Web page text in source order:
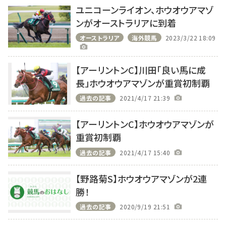
ユニコーンライオン、ホウオウアマゾ
ンがオーストラリアに到着
オーストラリア 海外競馬 2023/3/22 18:09
【アーリントンC】川田「良い馬に成
長」ホウオウアマゾンが重賞初制覇
過去の記事 2021/4/17 21:39
【アーリントンC】ホウオウアマゾンが
重賞初制覇
過去の記事 2021/4/17 15:40
【野路菊S】ホウオウアマゾンが2連
勝！
過去の記事 2020/9/19 21:51